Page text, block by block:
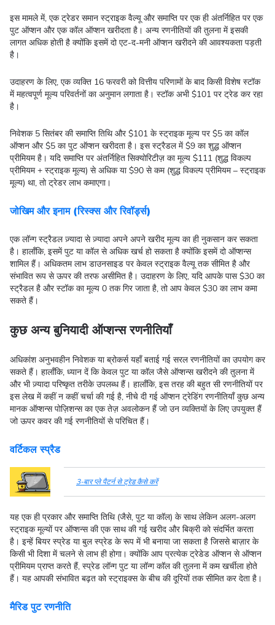
इस मामले में, एक ट्रेडर समान स्ट्राइक वैल्यू और समाप्ति पर एक ही अंतर्निहित पर एक
पुट ऑप्शन और एक कॉल ऑप्शन खरीदता है। अन्य रणनीतियों की तुलना में इसकी
लागत अधिक होती है क्योंकि इसमें दो एट-द-मनी ऑप्शन खरीदने की आवश्यकता पड़ती
है।
उदाहरण के लिए, एक व्यक्ति 16 फरवरी को वित्तीय परिणामों के बाद किसी विशेष स्टॉक
में महत्वपूर्ण मूल्य परिवर्तनों का अनुमान लगाता है। स्टॉक अभी $101 पर ट्रेड कर रहा
है।
निवेशक 5 सितंबर की समाप्ति तिथि और $101 के स्ट्राइक मूल्य पर $5 का कॉल
ऑप्शन और $5 का पुट ऑप्शन खरीदता है। इस स्ट्रैडल में $9 का शुद्ध ऑप्शन
प्रीमियम है। यदि समाप्ति पर अंतर्निहित सिक्योरिटीज़ का मूल्य $111 (शुद्ध विकल्प
प्रीमियम + स्ट्राइक मूल्य) से अधिक या $90 से कम (शुद्ध विकल्प प्रीमियम – स्ट्राइक
मूल्य) था, तो ट्रेडर लाभ कमाएगा।
जोखिम और इनाम (रिस्क्स और रिवॉर्ड्स)
एक लॉन्ग स्ट्रैडल ज़्यादा से ज़्यादा अपने अपने खरीद मूल्य का ही नुकसान कर सकता
है। हालाँकि, इसमें पुट या कॉल से अधिक खर्च हो सकता है क्योंकि इसमें दो ऑप्शन्स
शामिल हैं। अधिकतम लाभ डाउनसाइड पर केवल स्ट्राइक वैल्यू तक सीमित है और
संभावित रूप से ऊपर की तरफ असीमित है। उदाहरण के लिए, यदि आपके पास $30 का
स्ट्रैडल है और स्टॉक का मूल्य 0 तक गिर जाता है, तो आप केवल $30 का लाभ कमा
सकते हैं।
कुछ अन्य बुनियादी ऑप्शन्स रणनीतियाँ
अधिकांश अनुभवहीन निवेशक या ब्रोकर्स यहाँ बताई गई सरल रणनीतियों का उपयोग कर
सकते हैं। हालाँकि, ध्यान दें कि केवल पुट या कॉल जैसे ऑप्शन्स खरीदने की तुलना में
और भी ज़्यादा परिष्कृत तरीके उपलब्ध हैं। हालाँकि, इस तरह की बहुत सी रणनीतियों पर
इस लेख में कहीं न कहीं चर्चा की गई है, नीचे दी गई ऑप्शन ट्रेडिंग रणनीतियाँ कुछ अन्य
मानक ऑप्शन्स पोज़िशन्स का एक तेज़ अवलोकन हैं जो उन व्यक्तियों के लिए उपयुक्त हैं
जो ऊपर कवर की गई रणनीतियों से परिचित हैं।
वर्टिकल स्प्रैड
3-बार प्ले पैटर्न से ट्रेड कैसे करें
यह एक ही प्रकार और समाप्ति तिथि (जैसे, पुट या कॉल) के साथ लेकिन अलग-अलग
स्ट्राइक मूल्यों पर ऑप्शन्स की एक साथ की गई खरीद और बिक्री को संदर्भित करता
है। इन्हें बियर स्प्रेड या बुल स्प्रेड के रूप में भी बनाया जा सकता है जिससे बाज़ार के
किसी भी दिशा में चलने से लाभ ही होगा। क्योंकि आप प्रत्येक ट्रेडेड ऑप्शन से ऑप्शन
प्रीमियम प्राप्त करते हैं, स्प्रेड लॉन्ग पुट या लॉन्ग कॉल की तुलना में कम खर्चीला होते
हैं। यह आपकी संभावित बढ़त को स्ट्राइक्स के बीच की दूरियों तक सीमित कर देता है।
मैरिड पुट रणनीति